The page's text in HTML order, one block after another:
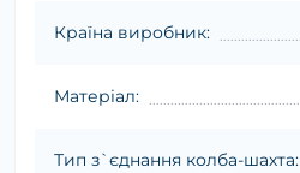
Країна виробник:
Матеріал:
Тип з`єднання колба-шахта: